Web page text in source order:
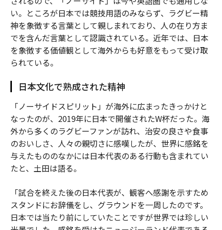
い。ところが日本では競技用語のみならず、ラグビー精
神を象徴する言葉として親しまれており、人の在り方ま
でを含んだ言葉として認識されている。近年では、日本
を象徴する価値観として海外からも好意をもって受け取
られている。
日本文化で熟成された精神
「ノーサイドスピリット」が海外に広まったきっかけと
なったのが、2019年に日本で開催されたW杯だった。海
外から多くのラグビーファンが訪れ、治安の良さや食事
のおいしさ、人々の親切さに感嘆したが、世界に感銘を
与えたもののなかには日本代表のある行動も含まれてい
たと、土田は語る。
「試合を終えた後の日本代表が、観客へ感謝を示すため
スタンドにお辞儀をし、グラウンドを一周したのです。
日本では当たり前にしていたことですが世界では珍しい